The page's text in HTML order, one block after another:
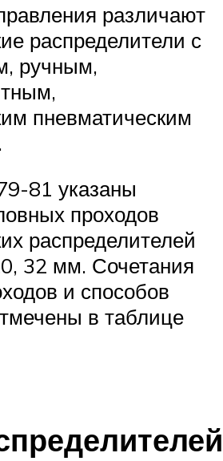
различают
распределители с
ручным,
пневматическим
81 указаны
проходов
распределителей
32 мм. Сочетания
и способов
в таблице